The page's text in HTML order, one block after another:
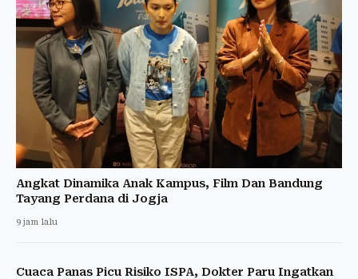
Angkat Dinamika Anak Kampus, Film Dan Bandung
Tayang Perdana di Jogja
9 jam lalu
Cuaca Panas Picu Risiko ISPA, Dokter Paru Ingatkan